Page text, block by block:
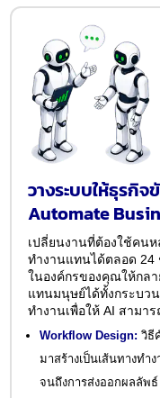
วางระบบให้ธุรกิ
Automate
เปลี่ยนงานที่ต้องใช้คน
ทำงานแทนได้ตลอด 24
ในองค์กรของคุณให้กลา
แทนมนุษย์ได้ทั้งกระบว
ทำงานเพื่อให้ AI สามา
Workflow Design: วิธี
มาสร้างเป็นเส้นทางทำ
จนถึงการส่งออกผลลัพธ์